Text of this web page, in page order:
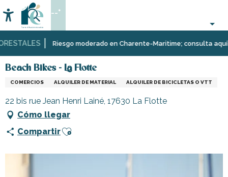
au
contenu
principal
Riesgo moderado en Charente-Maritime; consulta aquí
Accessibilité
Buscar
--°
Página Web InfórmeseTiendasBeach Bikes - La Flotte
Beach Bikes - La Flotte
COMERCIOS ALQUILER DE MATERIAL ALQUILER DE BICICLETAS O VTT
22 bis rue Jean Henri Lainé, 17630 La Flotte
Cómo llegar
CompartirAjouter aux favoris